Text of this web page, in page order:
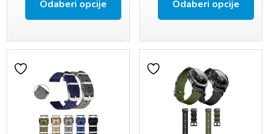
proizvoda
proizvoda
Odaberi opcije
proizvod
ima
više
varijanti.
Odaberi opcije
proizvod
ima
više
varijanti.